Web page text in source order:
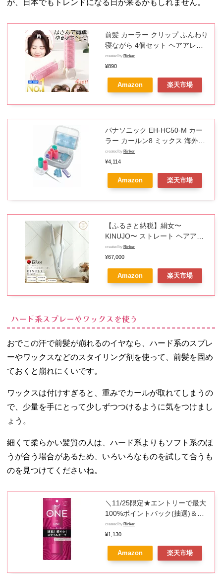
が、日本でもトレンドになる日が来るかもしれません。
前髪 カーラー クリップ ふんわり
寝ながら 4個セット ヘアアレン
ジ グッズ 時短 クセづけ 巻き髪
寝るとき マジックカーラー 手巻
き 簡単 ボリュームアップ
created by Rinker
¥890
Amazon 楽天市場
パナソニック EH-HC50-M カー
ラー カールン8 ミックス 海外・
国内両用EHHC50M
created by Rinker
¥4,114
Amazon 楽天市場
【ふるさと納税】絹女〜
KINUJO〜 ストレート ヘアアイ
ロン（ホワイト） 日本製 取扱説
明書付き1年間の保証 超高速立ち
上がり 毎日使える 温度調節
130℃ 〜 220℃ 美容家電 ギフト
created by Rinker
¥67,000
Amazon 楽天市場
ハード系スプレーやワックスを使う
おでこの汗で前髪が崩れるのイヤなら、ハード系のスプレ
ーやワックスなどのスタイリング剤を使って、前髪を固め
ておくと崩れにくいです。
ワックスは付けすぎると、重みでカールが取れてしまうの
で、少量を手にとって少しずつつけるように気をつけまし
ょう。
細くて柔らかい髪質の人は、ハード系よりもソフト系のほ
うが合う場合があるため、いろいろなものを試して合うも
のを見つけてくださいね。
＼11/25限定★エントリーで最大
100%ポイントバック(抽選)＆
P15倍／【メール便送料無料！】
ケープONE しっかりキープ 無香
料 80g【花王】
created by Rinker
¥1,130
Amazon 楽天市場